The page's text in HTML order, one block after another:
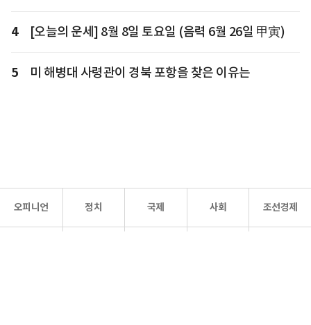
4 [오늘의 운세] 8월 8일 토요일 (음력 6월 26일 甲寅)
5 미 해병대 사령관이 경북 포항을 찾은 이유는
오피니언 정치 국제 사회 조선경제